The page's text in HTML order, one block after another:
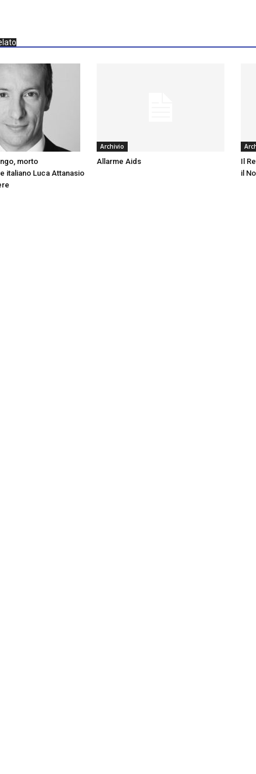
morto
italiano Luca Attanasio
Archivio
Allarme Aids
Il
il